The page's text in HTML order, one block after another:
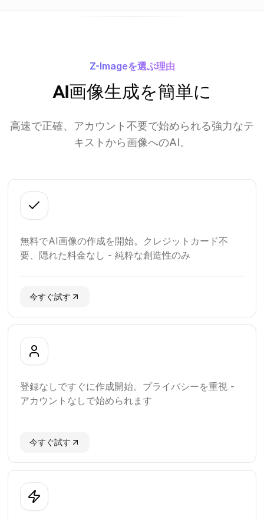
Z-Imageを選ぶ理由
AI画像生成を簡単に
高速で正確、アカウント不要で始められる強力なテ
キストから画像へのAI。
無料でAI画像の作成を開始。クレジットカード不
要、隠れた料金なし - 純粋な創造性のみ
今すぐ試す
登録なしですぐに作成開始。プライバシーを重視 -
アカウントなしで始められます
今すぐ試す